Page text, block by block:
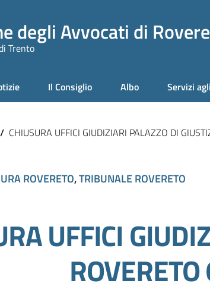
degli Avvocati di
Trento
Il Consiglio Albo Servizi
/ CHIUSURA UFFICI GIUDIZIARI PALAZZO DI
ROVERETO,TRIBUNALE ROVERETO
UFFICI